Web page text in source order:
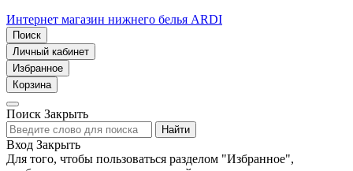
Интернет магазин нижнего белья ARDI
Поиск
Личный кабинет
Избранное
Корзина
Поиск Закрыть
Найти
Вход Закрыть
Для того, чтобы пользоваться разделом "Избранное",